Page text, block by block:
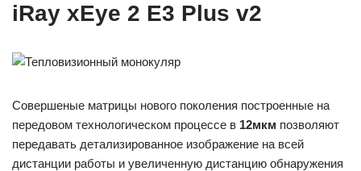
iRay xEye 2 E3 Plus v2
Совершеные матрицы нового поколения построенные на
передовом технологическом процессе в 12мкм позволяют
передавать детализированное изображение на всей
дистанции работы и увеличенную дистанцию обнаружения